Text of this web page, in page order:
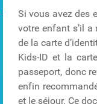
Si vous avez des
votre enfant s’il
de la carte
Kids-ID et la
passeport, donc
enfin
et le séjour. Ce